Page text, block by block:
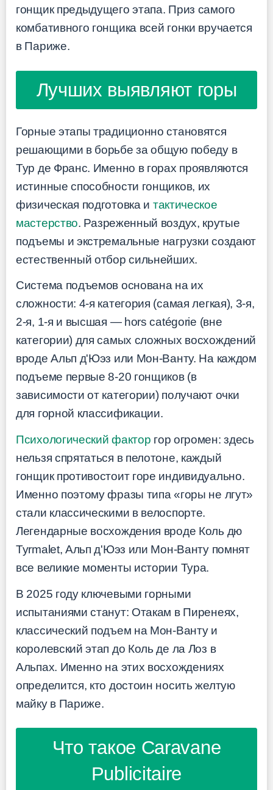
гонщик предыдущего этапа. Приз самого
комбативного гонщика всей гонки вручается
в Париже.
Лучших выявляют горы
Горные этапы традиционно становятся
решающими в борьбе за общую победу в
Тур де Франс. Именно в горах проявляются
истинные способности гонщиков, их
физическая подготовка и тактическое
мастерство. Разреженный воздух, крутые
подъемы и экстремальные нагрузки создают
естественный отбор сильнейших.
Система подъемов основана на их
сложности: 4-я категория (самая легкая), 3-я,
2-я, 1-я и высшая — hors catégorie (вне
категории) для самых сложных восхождений
вроде Альп д'Юэз или Мон-Ванту. На каждом
подъеме первые 8-20 гонщиков (в
зависимости от категории) получают очки
для горной классификации.
Психологический фактор гор огромен: здесь
нельзя спрятаться в пелотоне, каждый
гонщик противостоит горе индивидуально.
Именно поэтому фразы типа «горы не лгут»
стали классическими в велоспорте.
Легендарные восхождения вроде Коль дю
Туrmalet, Альп д'Юэз или Мон-Ванту помнят
все великие моменты истории Тура.
В 2025 году ключевыми горными
испытаниями станут: Отакам в Пиренеях,
классический подъем на Мон-Ванту и
королевский этап до Коль де ла Лоз в
Альпах. Именно на этих восхождениях
определится, кто достоин носить желтую
майку в Париже.
Что такое Caravane
Publicitaire